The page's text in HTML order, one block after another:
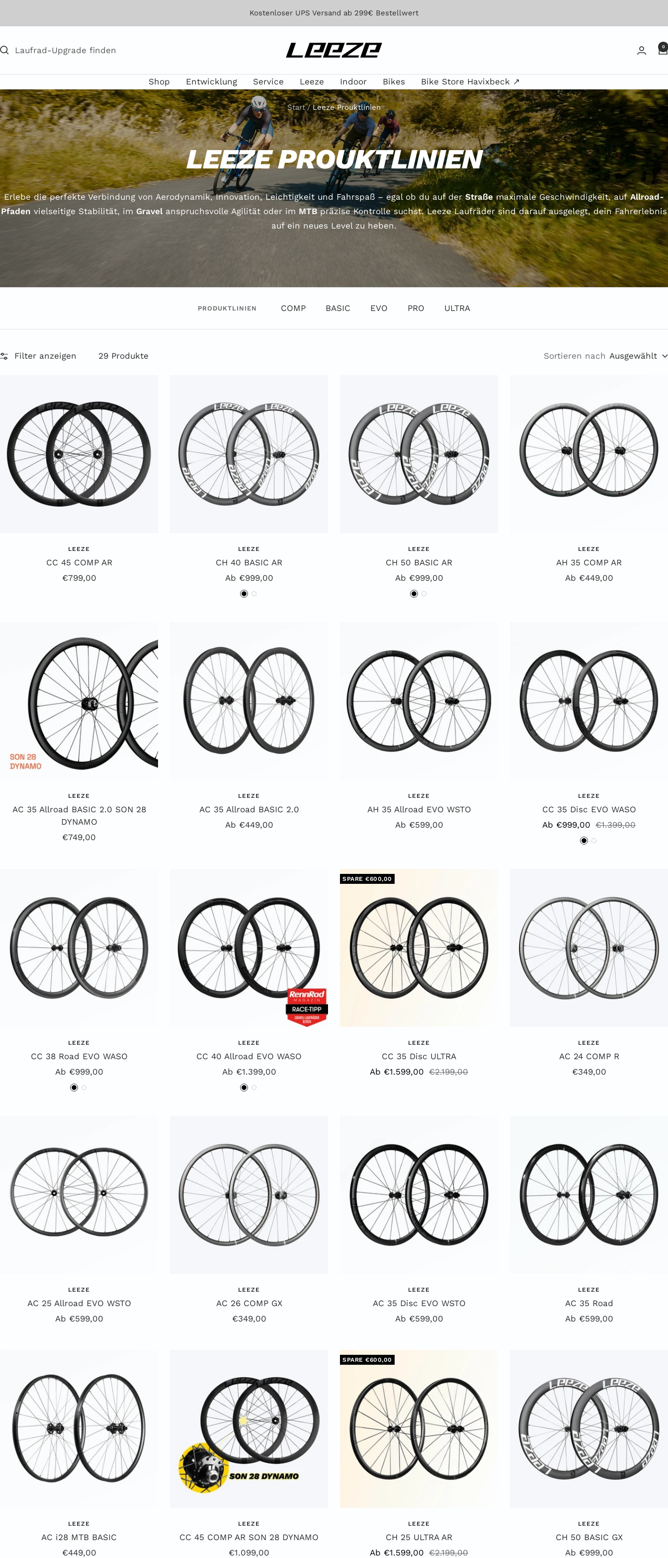
Kostenloser UPS Versand ab 299€ Bestellwert
Leeze 0
Shop Entwicklung Service Leeze Indoor Bikes Bike Store Havixbeck ↗
Start Leeze Prouktlinien
LEEZE PROUKTLINIEN
Erlebe die perfekte Verbindung von Aerodynamik, Innovation, Leichtigkeit und Fahrspaß – egal ob du auf derStraße maximale Geschwindigkeit, aufAllroad-
Pfaden vielseitige Stabilität, im Gravelanspruchsvolle Agilität oder im MTBpräzise Kontrolle suchst. Leeze Laufräder sind darauf ausgelegt, dein Fahrerlebnis
auf ein neues Level zu heben.
PRODUKTLINIEN COMP BASIC EVO PRO ULTRA
Filter anzeigen 29 Produkte Sortieren nach Ausgewählt
LEEZE
CC 45 COMP AR
Angebotspreis
€799,00
LEEZE
CH 40 BASIC AR
Angebotspreis
Ab €999,00
S
r
z
W
LEEZE
CH 50 BASIC AR
Angebotspreis
Ab €999,00
S
a
r
z
W
LEEZE
AH 35 COMP AR
Angebotspreis
Ab €449,00
LEEZE
AC 35 Allroad BASIC 2.0 SON 28
DYNAMO
Angebotspreis
€749,00
LEEZE
AC 35 Allroad BASIC 2.0
Angebotspreis
Ab €449,00
LEEZE
AH 35 Allroad EVO WSTO
Angebotspreis
Ab €599,00
LEEZE
CC 35 Disc EVO WASO
Angebotspreis
Ab €999,00 Regulärer
Preis
€1.399,00
S
a
r
z
W
LEEZE
CC 38 Road EVO WASO
Angebotspreis
Ab €999,00
S
r
z
W
LEEZE
CC 40 Allroad EVO WASO
Angebotspreis
Ab €1.399,00
S
a
r
z
W
SPARE €600,00
LEEZE
CC 35 Disc ULTRA
Angebotspreis
Ab €1.599,00 Regulärer
€2.199,00
LEEZE
AC 24 COMP R
Angebotspreis
€349,00
LEEZE
AC 25 Allroad EVO WSTO
Angebotspreis
Ab €599,00
LEEZE
AC 26 COMP GX
Angebotspreis
€349,00
LEEZE
AC 35 Disc EVO WSTO
Angebotspreis
Ab €599,00
LEEZE
AC 35 Road
Angebotspreis
Ab €599,00
LEEZE
AC i28 MTB BASIC
Angebotspreis
€449,00
LEEZE
CC 45 COMP AR SON 28 DYNAMO
Angebotspreis
€1.099,00
SPARE €600,00
LEEZE
CH 25 ULTRA AR
Angebotspreis
Ab €1.599,00 Regulärer
€2.199,00
LEEZE
CH 50 BASIC GX
Angebotspreis
Ab €999,00